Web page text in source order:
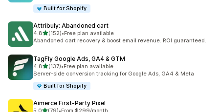
Built for Shopify
Attribuly: Abandoned cart
4.8滿分 5 顆星
(152)
共有 152 則評價
•Free plan available
Abandoned cart recovery & boost email revenue. ROI guaranteed.
TagFly Google Ads, GA4 & GTM
4.8滿分 5 顆星
(137)
共有 137 則評價
•Free plan available
Server-side conversion tracking for Google Ads, GA4 & Meta
Built for Shopify
Aimerce First‑Party Pixel
5.0滿分 5 顆星
(79)•From $299/month